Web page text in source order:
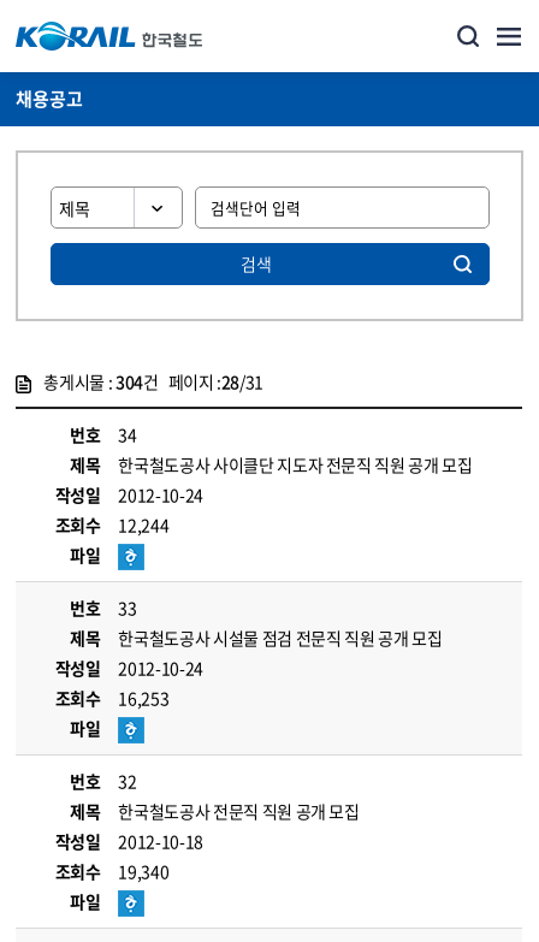
채용공고
검색
총게시물 :304건 페이지 :28/31
번호
34
제목
한국철도공사 사이클단 지도자 전문직 직원 공개 모집
작성일
2012-10-24
조회수
12,244
파일
번호
33
제목
한국철도공사 시설물 점검 전문직 직원 공개 모집
작성일
2012-10-24
조회수
16,253
파일
번호
32
제목
한국철도공사 전문직 직원 공개 모집
작성일
2012-10-18
조회수
19,340
파일